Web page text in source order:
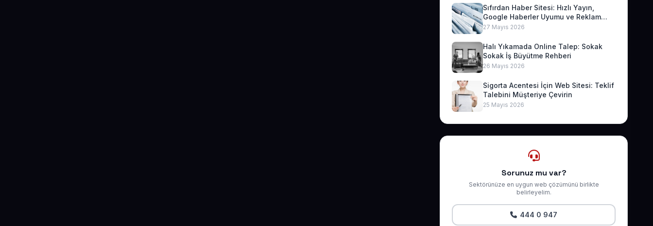
Sıfırdan Haber Sitesi: Hızlı Yayın,
Google Haberler Uyumu ve Reklam
Geliri
27 Mayıs 2026
Halı Yıkamada Online Talep: Sokak
Sokak İş Büyütme Rehberi
26 Mayıs 2026
Sigorta Acentesi İçin Web Sitesi: Teklif
Talebini Müşteriye Çevirin
25 Mayıs 2026
Sorunuz mu var?
Sektörünüze en uygun web çözümünü birlikte
belirleyelim.
444 0 947